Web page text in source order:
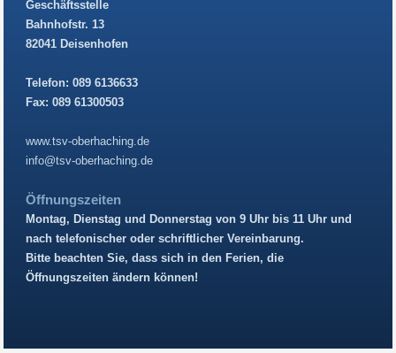
Geschäftsstelle
Bahnhofstr. 13
82041 Deisenhofen
Telefon: 089 6136633
Fax: 089 61300503
www.tsv-oberhaching.de
info@tsv-oberhaching.de
Öffnungszeiten
Montag, Dienstag und Donnerstag von 9 Uhr bis 11 Uhr und
nach telefonischer oder schriftlicher Vereinbarung.
Bitte beachten Sie, dass sich in den Ferien, die
Öffnungszeiten ändern können!